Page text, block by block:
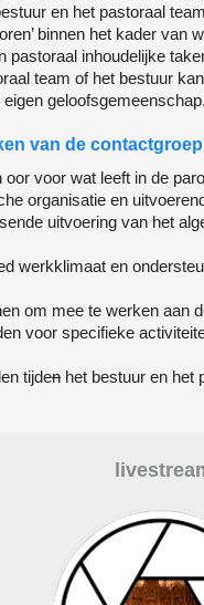
en het pastoraal
binnen het kader van
pastoraal inhoudelijke
team of het bestuur
geloofsgemeenschap.
van de
voor wat leeft in de
organisatie en
uitvoering van het
werkklimaat en
om mee te werken aan
voor specifieke
tijden het bestuur en het